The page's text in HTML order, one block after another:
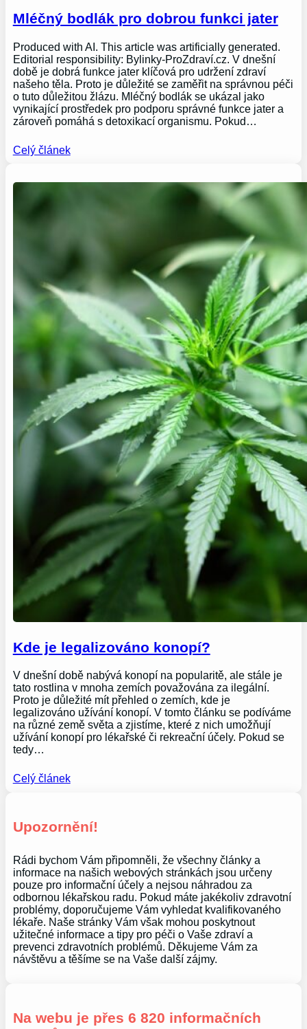
Mléčný bodlák pro dobrou funkci jater
Produced with AI. This article was artificially generated.
Editorial responsibility: Bylinky-ProZdraví.cz. V dnešní
době je dobrá funkce jater klíčová pro udržení zdraví
našeho těla. Proto je důležité se zaměřit na správnou péči
o tuto důležitou žlázu. Mléčný bodlák se ukázal jako
vynikající prostředek pro podporu správné funkce jater a
zároveň pomáhá s detoxikací organismu. Pokud…
Celý článek
Kde je legalizováno konopí?
V dnešní době nabývá konopí na popularitě, ale stále je
tato rostlina v mnoha zemích považována za ilegální.
Proto je důležité mít přehled o zemích, kde je
legalizováno užívání konopí. V tomto článku se podíváme
na různé země světa a zjistíme, které z nich umožňují
užívání konopí pro lékařské či rekreační účely. Pokud se
tedy…
Celý článek
Upozornění!
Rádi bychom Vám připomněli, že všechny články a
informace na našich webových stránkách jsou určeny
pouze pro informační účely a nejsou náhradou za
odbornou lékařskou radu. Pokud máte jakékoliv zdravotní
problémy, doporučujeme Vám vyhledat kvalifikovaného
lékaře. Naše stránky Vám však mohou poskytnout
užitečné informace a tipy pro péči o Vaše zdraví a
prevenci zdravotních problémů. Děkujeme Vám za
návštěvu a těšíme se na Vaše další zájmy.
Na webu je přes 6 820 informačních